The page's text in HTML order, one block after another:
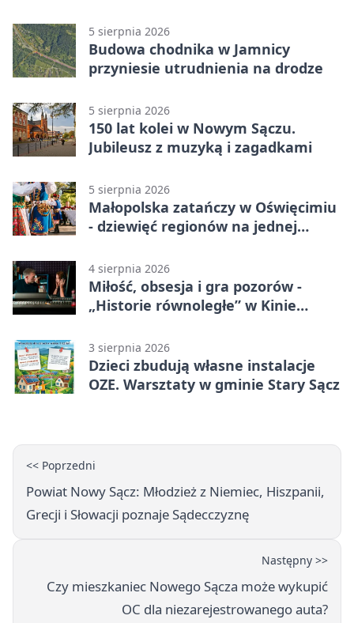
5 sierpnia 2026
Budowa chodnika w Jamnicy
przyniesie utrudnienia na drodze
5 sierpnia 2026
150 lat kolei w Nowym Sączu.
Jubileusz z muzyką i zagadkami
5 sierpnia 2026
Małopolska zatańczy w Oświęcimiu
- dziewięć regionów na jednej
4 sierpnia 2026
Miłość, obsesja i gra pozorów -
„Historie równoległe” w Kinie
3 sierpnia 2026
Dzieci zbudują własne instalacje
OZE. Warsztaty w gminie Stary Sącz
<< Poprzedni
Powiat Nowy Sącz: Młodzież z Niemiec, Hiszpanii,
Grecji i Słowacji poznaje Sądecczyznę
Następny >>
Czy mieszkaniec Nowego Sącza może wykupić
OC dla niezarejestrowanego auta?